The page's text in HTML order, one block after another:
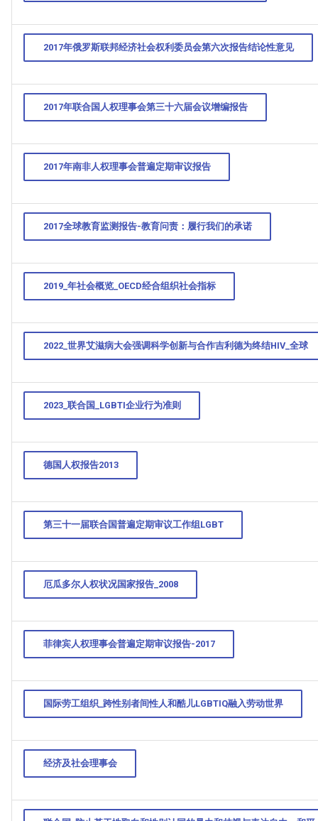
2017年俄罗斯联邦经济社会权利委员会第六次报告结论性意见
2017年联合国人权理事会第三十六届会议增编报告
2017年南非人权理事会普遍定期审议报告
2017全球教育监测报告-教育问责：履行我们的承诺
2019_年社会概览_OECD经合组织社会指标
2022_世界艾滋病大会强调科学创新与合作吉利德为终结HIV_全球
2023_联合国_LGBTI企业行为准则
德国人权报告2013
第三十一届联合国普遍定期审议工作组LGBT
厄瓜多尔人权状况国家报告_2008
菲律宾人权理事会普遍定期审议报告-2017
国际劳工组织_跨性别者间性人和酷儿LGBTIQ融入劳动世界
经济及社会理事会